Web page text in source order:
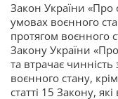
Закон України «Про
умовах воєнного
протягом воєнного
Закону України
та втрачає
воєнного стану,
статті 15 Закону,